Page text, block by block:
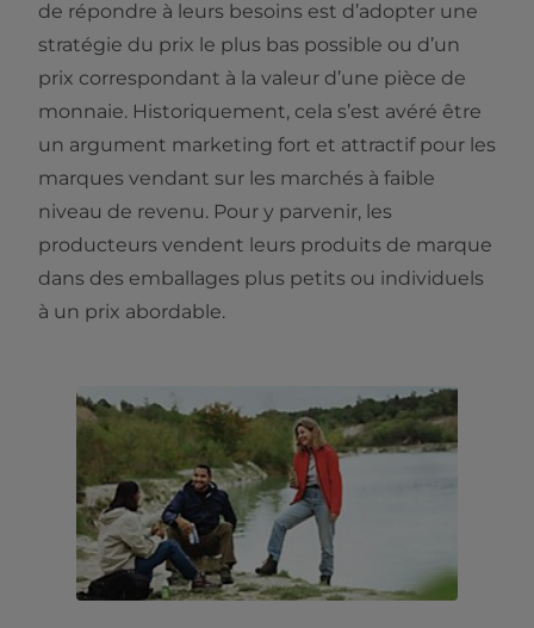
de répondre à leurs besoins est d’adopter une
stratégie du prix le plus bas possible ou d’un
prix correspondant à la valeur d’une pièce de
monnaie. Historiquement, cela s’est avéré être
un argument marketing fort et attractif pour les
marques vendant sur les marchés à faible
niveau de revenu. Pour y parvenir, les
producteurs vendent leurs produits de marque
dans des emballages plus petits ou individuels
à un prix abordable.